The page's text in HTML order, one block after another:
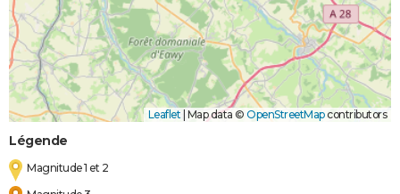
Leaflet | Map data © OpenStreetMapcontributors
Légende
Magnitude 1 et 2